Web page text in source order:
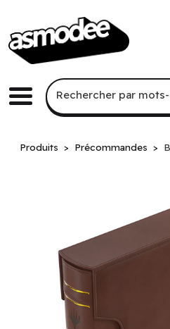
Menu
Recherche par
Rechercher par
Produits Précommandes